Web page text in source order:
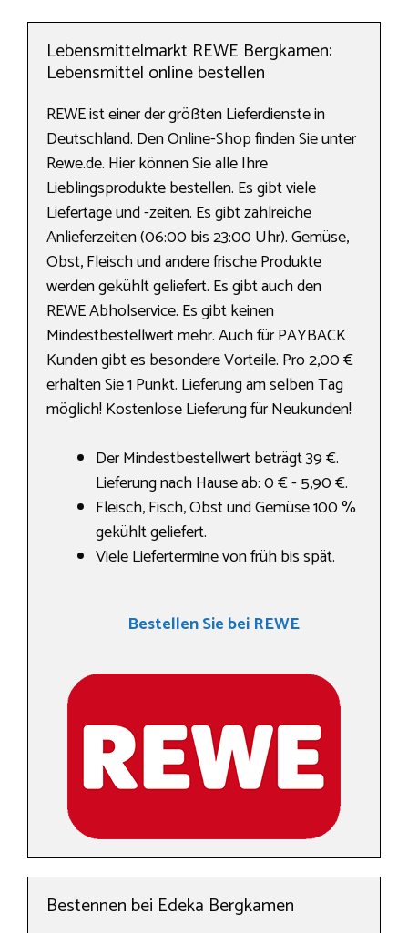
Lebensmittelmarkt REWE Bergkamen:
Lebensmittel online bestellen
REWE ist einer der größten Lieferdienste in
Deutschland. Den Online-Shop finden Sie unter
Rewe.de. Hier können Sie alle Ihre
Lieblingsprodukte bestellen. Es gibt viele
Liefertage und -zeiten. Es gibt zahlreiche
Anlieferzeiten (06:00 bis 23:00 Uhr). Gemüse,
Obst, Fleisch und andere frische Produkte
werden gekühlt geliefert. Es gibt auch den
REWE Abholservice. Es gibt keinen
Mindestbestellwert mehr. Auch für PAYBACK
Kunden gibt es besondere Vorteile. Pro 2,00 €
erhalten Sie 1 Punkt. Lieferung am selben Tag
möglich! Kostenlose Lieferung für Neukunden!
Der Mindestbestellwert beträgt 39 €.
Lieferung nach Hause ab: 0 € - 5,90 €.
Fleisch, Fisch, Obst und Gemüse 100 %
gekühlt geliefert.
Viele Liefertermine von früh bis spät.
Bestellen Sie bei REWE
Bestennen bei Edeka Bergkamen